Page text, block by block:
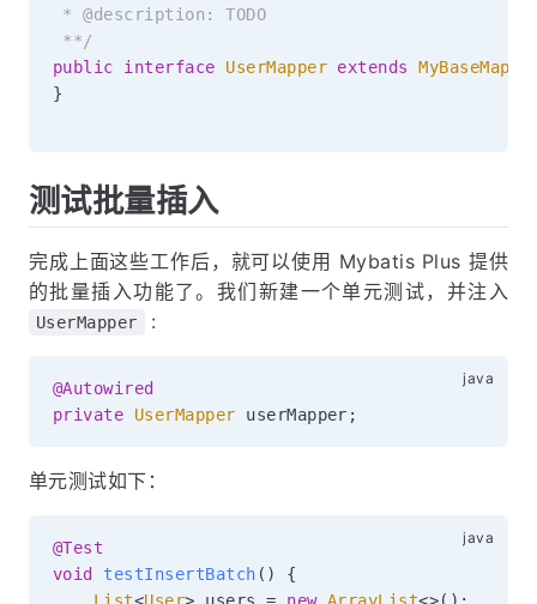
* @description: TODO
**/
public
interface UserMapper extends
}
测试批量插入
完成上面这些工作后，就可以使用 Mybatis Plus 提供
的批量插入功能了。我们新建一个单元测试，并注入
UserMapper :
@Autowired
private
UserMapper userMapper ;
单元测试如下：
@Test
void
testInsertBatch ( )
{